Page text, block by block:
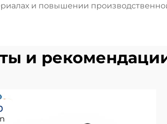
и повышении
и